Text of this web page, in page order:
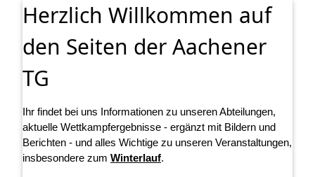
Herzlich Willkommen auf
den Seiten der Aachener
TG
Ihr findet bei uns Informationen zu unseren Abteilungen,
aktuelle Wettkampfergebnisse - ergänzt mit Bildern und
Berichten - und alles Wichtige zu unseren Veranstaltungen,
insbesondere zum Winterlauf.